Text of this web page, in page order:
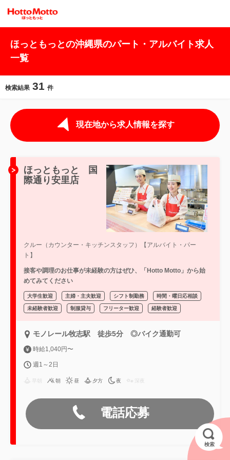
ほっともっとの沖縄県のパート・アルバイト求人
一覧
検索結果 31 件
現在地から求人情報を探す
ほっともっと 国
際通り安里店
クルー（カウンター・キッチンスタッフ）【アルバイト・パー
ト】
接客や調理のお仕事が未経験の方はぜひ、「Hotto Motto」から始
めてみてください
大学生歓迎 主婦・主夫歓迎 シフト制勤務 時間・曜日応相談
未経験者歓迎 制服貸与 フリーター歓迎 経験者歓迎
モノレール牧志駅 徒歩5分 ◎バイク通勤可
時給1,040円〜
週1～2日
早朝 朝 昼 夕方 夜 深夜
電話応募
検索